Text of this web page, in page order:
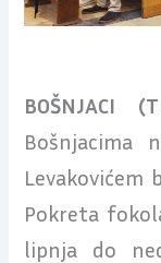
BOŠNJACI
Bošnjacima
Pokreta
lipnja do